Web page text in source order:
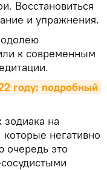
Восстановиться
и упражнения.
к современным
году: подробный
зодиака на
негативно
очередь это